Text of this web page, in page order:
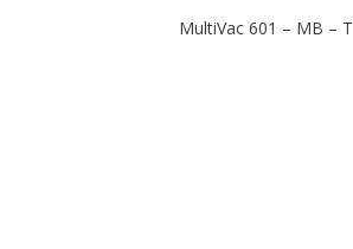
MultiVac 601 – MB – T